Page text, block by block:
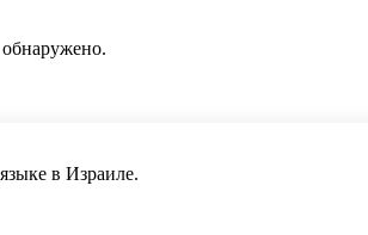
в Израиле.